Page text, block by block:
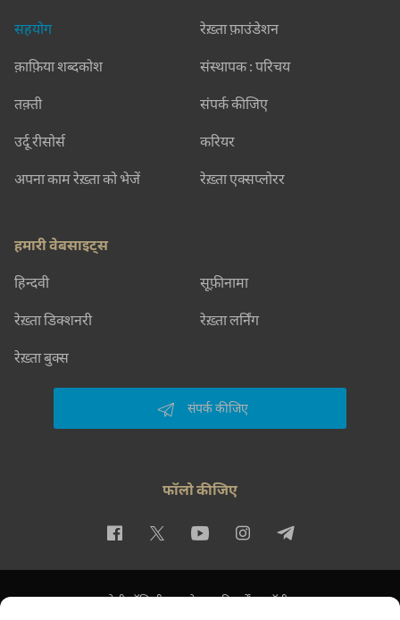
सहयोग
क़ाफ़िया शब्दकोश
तक़्ती
उर्दू रीसोर्स
अपना काम रेख़्ता को भेजें
रेख़्ता फ़ाउंडेशन
संस्थापक : परिचय
संपर्क कीजिए
करियर
रेख़्ता एक्सप्लोरर
हमारी वेबसाइट्स
हिन्दवी सूफ़ीनामा
रेख़्ता डिक्शनरी रेख़्ता लर्निंग
रेख़्ता बुक्स
संपर्क कीजिए
फॉलो कीजिए
प्राइवेसी पॉलिसी इस्तेमाल की शर्तें कॉपीराइट